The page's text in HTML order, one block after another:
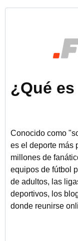
¿Qué
Conocido como
es el deporte más
millones de
equipos de fútbol
de adultos, las
deportivos, los
donde reunirse